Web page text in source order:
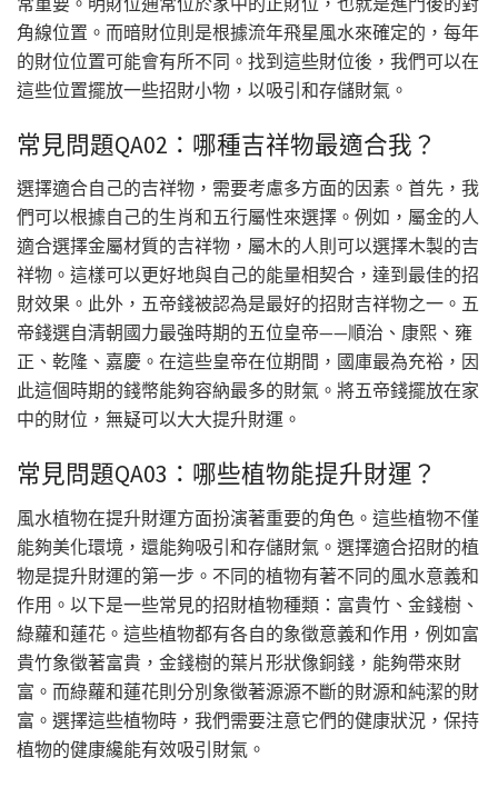
角線位置。而暗財位則是根據流年飛星風水來確定的，每年
的財位位置可能會有所不同。找到這些財位後，我們可以在
這些位置擺放一些招財小物，以吸引和存儲財氣。
常見問題QA02：哪種吉祥物最適合我？
選擇適合自己的吉祥物，需要考慮多方面的因素。首先，我
們可以根據自己的生肖和五行屬性來選擇。例如，屬金的人
適合選擇金屬材質的吉祥物，屬木的人則可以選擇木製的吉
祥物。這樣可以更好地與自己的能量相契合，達到最佳的招
財效果。此外，五帝錢被認為是最好的招財吉祥物之一。五
帝錢選自清朝國力最強時期的五位皇帝——順治、康熙、雍
正、乾隆、嘉慶。在這些皇帝在位期間，國庫最為充裕，因
此這個時期的錢幣能夠容納最多的財氣。將五帝錢擺放在家
中的財位，無疑可以大大提升財運。
常見問題QA03：哪些植物能提升財運？
風水植物在提升財運方面扮演著重要的角色。這些植物不僅
能夠美化環境，還能夠吸引和存儲財氣。選擇適合招財的植
物是提升財運的第一步。不同的植物有著不同的風水意義和
作用。以下是一些常見的招財植物種類：富貴竹、金錢樹、
綠蘿和蓮花。這些植物都有各自的象徵意義和作用，例如富
貴竹象徵著富貴，金錢樹的葉片形狀像銅錢，能夠帶來財
富。而綠蘿和蓮花則分別象徵著源源不斷的財源和純潔的財
富。選擇這些植物時，我們需要注意它們的健康狀況，保持
植物的健康纔能有效吸引財氣。